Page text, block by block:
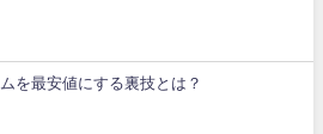
を最安値にする裏技とは？